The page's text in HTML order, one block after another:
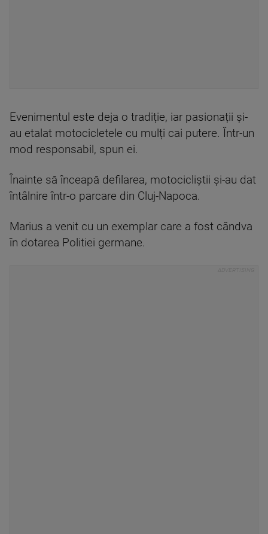
Evenimentul este deja o tradiție, iar pasionații și-
au etalat motocicletele cu mulți cai putere. Într-un
mod responsabil, spun ei.
Înainte să înceapă defilarea, motocicliștii și-au dat
întâlnire într-o parcare din Cluj-Napoca.
Marius a venit cu un exemplar care a fost cândva
în dotarea Politiei germane.